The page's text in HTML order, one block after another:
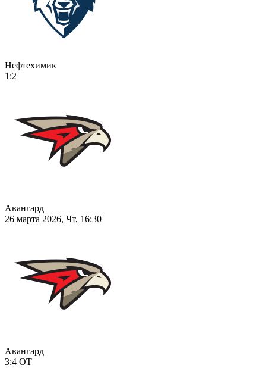
Нефтехимик
1:2
Авангард
26 марта 2026, Чт, 16:30
Авангард
3:4 ОТ